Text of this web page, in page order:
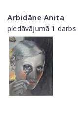
Arbidāne Anita
piedāvājumā 1 darbs